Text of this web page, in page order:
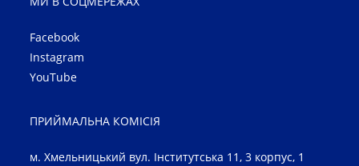
Facebook
Instagram
YouTube
ПРИЙМАЛЬНА КОМІСІЯ
м. Хмельницький вул. Інститутська 11, 3 корпус, 1